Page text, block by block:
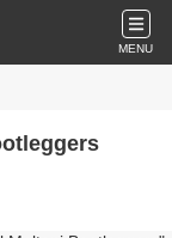
MENU